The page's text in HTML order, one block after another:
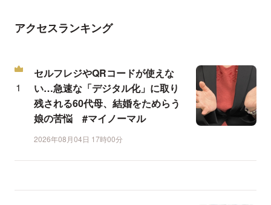
アクセスランキング
セルフレジやQRコードが使えな
い…急速な「デジタル化」に取り
残される60代母、結婚をためらう
娘の苦悩 #マイノーマル
2026年08月04日 17時00分